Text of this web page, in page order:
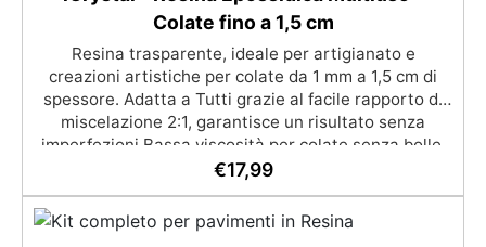
Colate fino a 1,5 cm
Resina trasparente, ideale per artigianato e
creazioni artistiche per colate da 1 mm a 1,5 cm di
spessore. Adatta a Tutti grazie al facile rapporto di
miscelazione 2:1, garantisce un risultato senza
imperfezioni Bassa viscosità per colate senza bolle,
compatibile con legno, silicone, vetro, metallo e altri
per il contatto con la pelle, Bpa Free e senza Solventi
(Voc Free) Superficie lucida, autolivellante e con filtri
€17,99